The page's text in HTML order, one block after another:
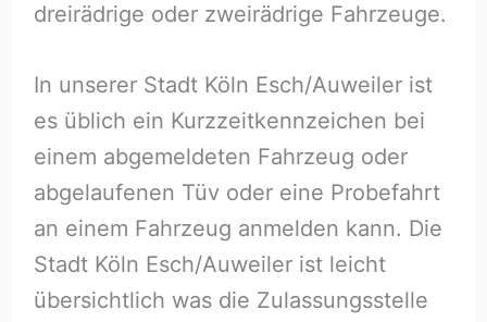
dreirädrige oder zweirädrige Fahrzeuge.
In unserer Stadt Köln Esch/Auweiler ist
es üblich ein Kurzzeitkennzeichen bei
einem abgemeldeten Fahrzeug oder
abgelaufenen Tüv oder eine Probefahrt
an einem Fahrzeug anmelden kann. Die
Stadt Köln Esch/Auweiler ist leicht
übersichtlich was die Zulassungsstelle